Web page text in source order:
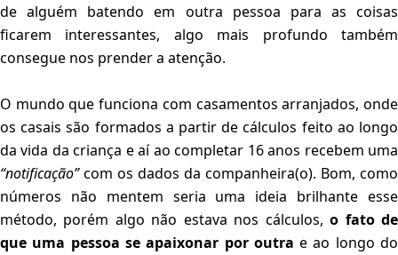
de alguém batendo em outra pessoa para as coisas
ficarem interessantes, algo mais profundo também
consegue nos prender a atenção.
O mundo que funciona com casamentos arranjados, onde
os casais são formados a partir de cálculos feito ao longo
da vida da criança e aí ao completar 16 anos recebem uma
“notificação”com os dados da companheira(o). Bom, como
números não mentem seria uma ideia brilhante esse
método, porém algo não estava nos cálculos,o fato de
que uma pessoa se apaixonar por outra e ao longo do